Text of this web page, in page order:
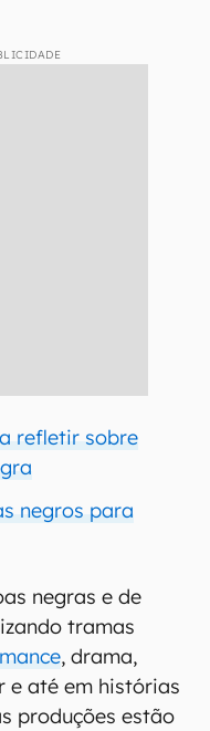
refletir sobre
negros para
negras e de
tramas
, drama,
e até em histórias
produções estão